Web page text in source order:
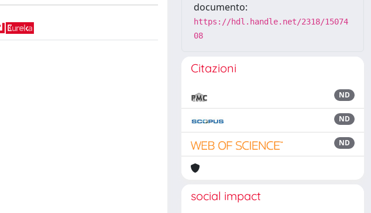
documento:
https://hdl.handle.net/2318/15074
08
Citazioni
ND
ND
ND
social impact